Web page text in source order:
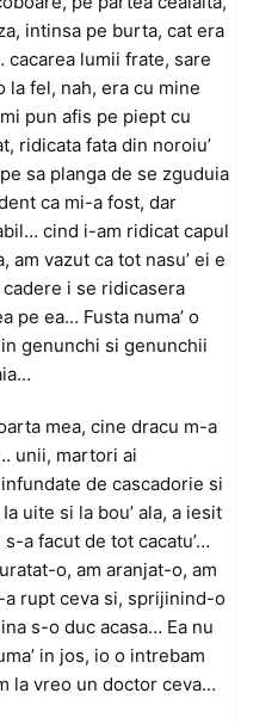
intinsa pe burta, cat era
lumii frate, sare
la fel, nah, era cu mine
pun afis pe piept cu
ridicata fata din noroiu’
sa planga de se zguduia
ca mi-a fost, dar
cind i-am ridicat capul
am vazut ca tot nasu’ ei e
i se ridicasera
pe ea… Fusta numa’ o
genunchi si genunchii
mea, cine dracu m-a
unii, martori ai
de cascadorie si
uite si la bou’ ala, a iesit
a facut de tot cacatu’…
o, am aranjat-o, am
rupt ceva si, sprijinind-o
s-o duc acasa… Ea nu
in jos, io o intrebam
la vreo un doctor ceva…